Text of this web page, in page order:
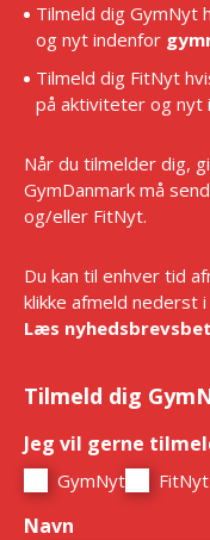
Tilmeld dig GymNyt
og nyt indenfor
Tilmeld dig FitNyt
på aktiviteter og nyt
Når du tilmelder dig,
GymDanmark må
og/eller FitNyt.
Du kan til enhver tid
klikke afmeld nederst
Læs
Tilmeld dig
Jeg vil gerne
GymNyt FitNyt
Navn